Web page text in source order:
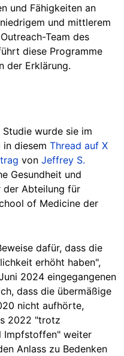
und Fähigkeiten an
und mittlerem
Team des
diese Programme
der Erklärung.
wurde sie im
diesem Thread auf X
von Jeffrey S.
Gesundheit und
der Abteilung für
of Medicine der
dafür, dass die
erhöht haben",
2024 eingegangenen
dass die übermäßige
nicht aufhörte,
2022 "trotz
Impfstoffen" weiter
Anlass zu Bedenken